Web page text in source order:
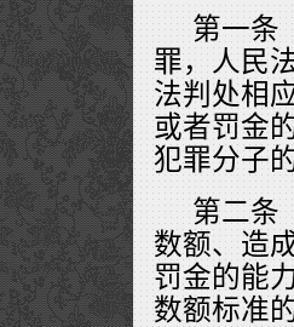
第一条
罪，人民
法判处相
或者罚金
犯罪分子
第二条
数额、造
罚金的能
数额标准